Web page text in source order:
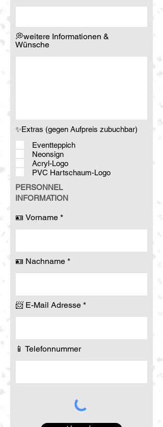
d
💭weitere Informationen &
Wünsche
✨Extras (gegen Aufpreis zubuchbar)
Eventteppich
Neonsign
Acryl-Logo
PVC Hartschaum-Logo
PERSONNEL
INFORMATION
🪪 Vorname
🪪 Nachname
📨 E-Mail Adresse
📱 Telefonnummer